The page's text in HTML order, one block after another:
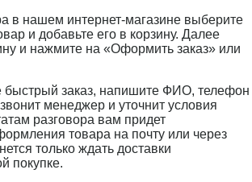
в нашем интернет-магазине выберите
и добавьте его в корзину. Далее
и нажмите на «Оформить заказ» или
быстрый заказ, напишите ФИО, телефон
менеджер и уточнит условия
разговора вам придет
товара на почту или через
только ждать доставки
покупке.